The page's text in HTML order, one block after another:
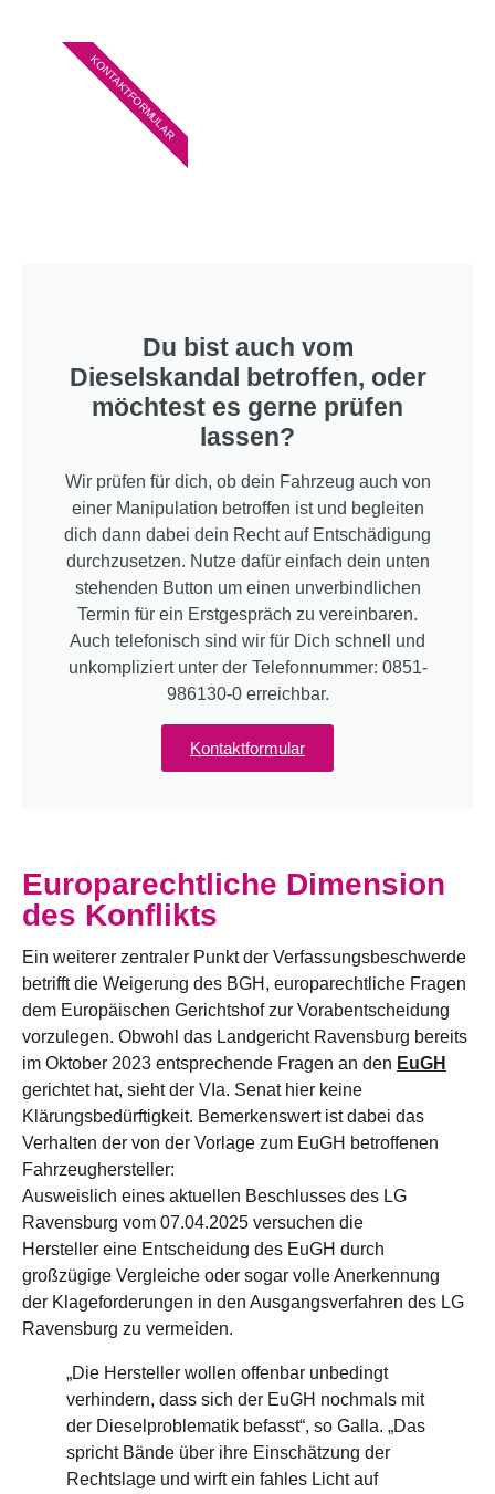
Du bist auch vom
Dieselskandal betroffen, oder
möchtest es gerne prüfen
lassen?
Wir prüfen für dich, ob dein Fahrzeug auch von
einer Manipulation betroffen ist und begleiten
dich dann dabei dein Recht auf Entschädigung
durchzusetzen. Nutze dafür einfach dein unten
stehenden Button um einen unverbindlichen
Termin für ein Erstgespräch zu vereinbaren.
Auch telefonisch sind wir für Dich schnell und
unkompliziert unter der Telefonnummer: 0851-
986130-0 erreichbar.
Kontaktformular
KONTAKTFORMULAR
Europarechtliche Dimension
des Konflikts
Ein weiterer zentraler Punkt der Verfassungsbeschwerde
betrifft die Weigerung des BGH, europarechtliche Fragen
dem Europäischen Gerichtshof zur Vorabentscheidung
vorzulegen. Obwohl das Landgericht Ravensburg bereits
im Oktober 2023 entsprechende Fragen an den EuGH
gerichtet hat, sieht der VIa. Senat hier keine
Klärungsbedürftigkeit. Bemerkenswert ist dabei das
Verhalten der von der Vorlage zum EuGH betroffenen
Fahrzeughersteller:
Ausweislich eines aktuellen Beschlusses des LG
Ravensburg vom 07.04.2025 versuchen die
Hersteller eine Entscheidung des EuGH durch
großzügige Vergleiche oder sogar volle Anerkennung
der Klageforderungen in den Ausgangsverfahren des LG
Ravensburg zu vermeiden.
„Die Hersteller wollen offenbar unbedingt
verhindern, dass sich der EuGH nochmals mit
der Dieselproblematik befasst“, so Galla. „Das
spricht Bände über ihre Einschätzung der
Rechtslage und wirft ein fahles Licht auf